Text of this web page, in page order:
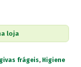
loja
frágeis, Higiene